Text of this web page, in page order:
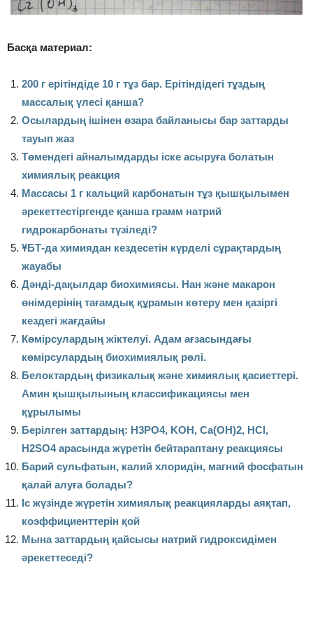
Басқа материал:
200 г ерітіндіде 10 г тұз бар. Ерітіндідегі тұздың
массалық үлесі қанша?
Осылардың ішінен өзара байланысы бар заттарды
тауып жаз
Төмендегі айналымдарды іске асыруға болатын
химиялық реакция
Массасы 1 г кальций карбонатын тұз қышқылымен
әрекеттестіргенде қанша грамм натрий
гидрокарбонаты түзіледі?
ҰБТ-да химиядан кездесетін күрделі сұрақтардың
жауабы
Дәнді-дақылдар биохимиясы. Нан және макарон
өнімдерінің тағамдық құрамын көтеру мен қазіргі
кездегі жағдайы
Көмірсулардың жіктелуі. Адам ағзасындағы
көмірсулардың биохимиялық рөлі.
Белоктардың физикалық және химиялық қасиеттері.
Амин қышқылының классификациясы мен
құрылымы
Берілген заттардың: H3PO4, KOH, Ca(OH)2, HCl,
H2SO4 арасында жүретін бейтараптану реакциясы
Барий сульфатын, калий хлоридін, магний фосфатын
қалай алуға болады?
Іс жүзінде жүретін химиялық реакцияларды аяқтап,
коэффициенттерін қой
Мына заттардың қайсысы натрий гидроксидімен
әрекеттеседі?